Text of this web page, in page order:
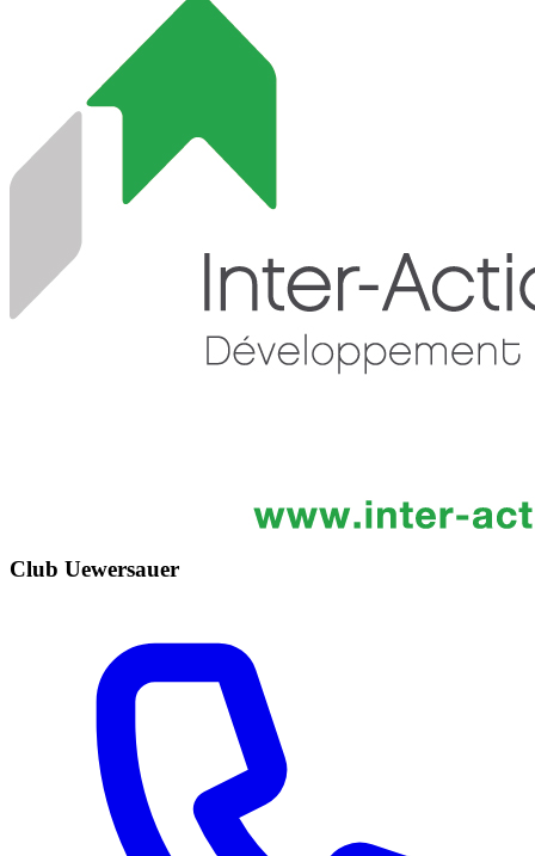
Club Uewersauer